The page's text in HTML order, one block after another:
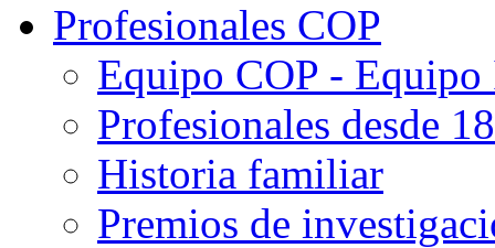
Profesionales COP
Equipo COP -
Profesionales desde
Historia familiar
Premios de